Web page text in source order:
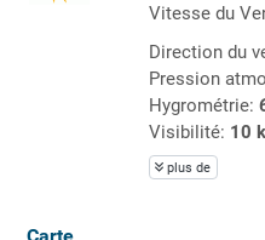
Vitesse du
Direction du
Pression
Hygrométrie:
Visibilité: 10
plus de
Carte